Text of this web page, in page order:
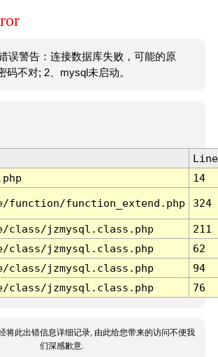
误警告：连接数据库失败，可能的原
码不对; 2、mysql未启动。
Line
14
function/function_extend.php 324
class/jzmysql.class.php
211
class/jzmysql.class.php
62
class/jzmysql.class.php
94
class/jzmysql.class.php 76
将此出错信息详细记录, 由此给您带来的访问不便我
们深感歉意.